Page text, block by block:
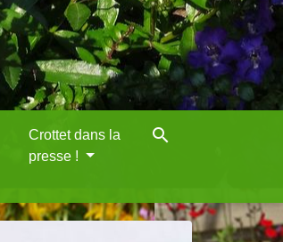
Crottet dans la
presse !
search